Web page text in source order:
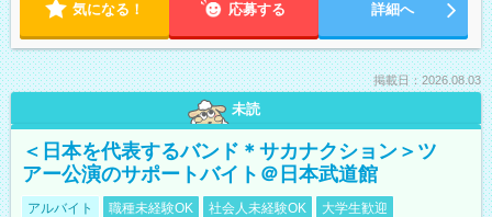
気になる！ 応募する 詳細へ
掲載日：2026.08.03
未読
＜日本を代表するバンド＊サカナクション＞ツ
アー公演のサポートバイト＠日本武道館
アルバイト 職種未経験OK 社会人未経験OK
大学生歓迎